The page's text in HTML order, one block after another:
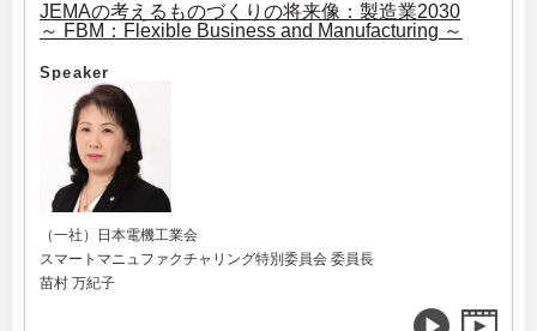
JEMAの考えるものづくりの将来像：製造業2030
～ FBM：Flexible Business and Manufacturing ～
Speaker
（一社）日本電機工業会
スマートマニュファクチャリング特別委員会 委員長
苗村 万紀子